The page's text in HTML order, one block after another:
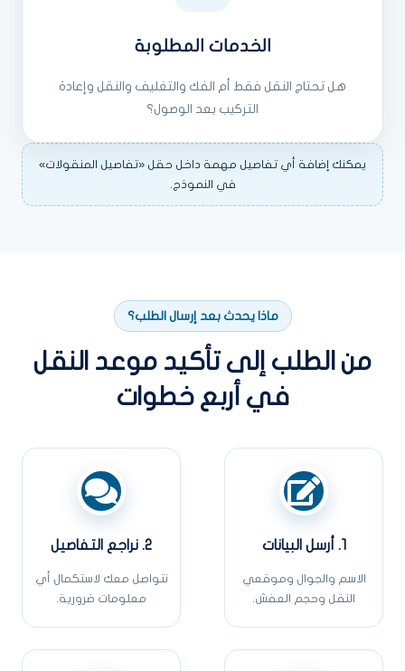
الخدمات المطلوبة
هل تحتاج النقل فقط أم الفك والتغليف والنقل وإعادة
التركيب بعد الوصول؟
يمكنك إضافة أي تفاصيل مهمة داخل حقل «تفاصيل المنقولات»
في النموذج.
ماذا يحدث بعد إرسال الطلب؟
من الطلب إلى تأكيد موعد النقل
في أربع خطوات
1. أرسل البيانات
الاسم والجوال وموقعي
النقل وحجم العفش.
2. نراجع التفاصيل
نتواصل معك لاستكمال أي
معلومات ضرورية.